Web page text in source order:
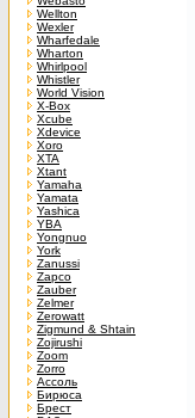
Wellton
Wexler
Wharfedale
Wharton
Whirlpool
Whistler
World Vision
X-Box
Xcube
Xdevice
Xoro
XTA
Xtant
Yamaha
Yamata
Yashica
YBA
Yongnuo
York
Zanussi
Zapco
Zauber
Zelmer
Zerowatt
Zigmund & Shtain
Zojirushi
Zoom
Zorro
Ассоль
Бирюса
Брест